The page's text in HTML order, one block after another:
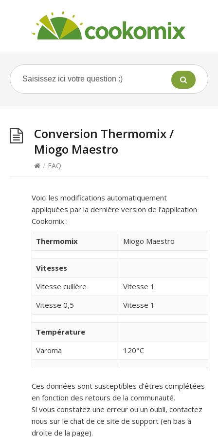
Conversion Thermomix /
Miogo Maestro
/ FAQ
Voici les modifications automatiquement
appliquées par la dernière version de l’application
Cookomix :
Thermomix Miogo Maestro
Vitesses
Vitesse cuillère
Vitesse 1
Vitesse 0,5
Vitesse 1
Température
Varoma
120°C
Ces données sont susceptibles d’êtres complétées
en fonction des retours de la communauté.
Si vous constatez une erreur ou un oubli, contactez
nous sur le chat de ce site de support (en bas à
droite de la page).